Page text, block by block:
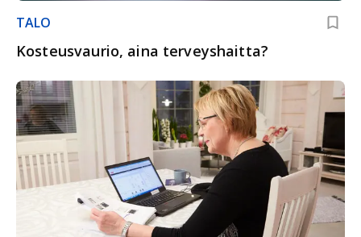
TALO
Kosteusvaurio, aina terveyshaitta?